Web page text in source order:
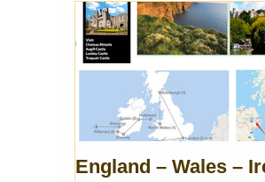
England – Wales –